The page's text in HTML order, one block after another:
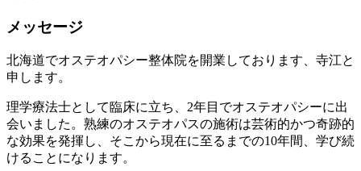
メッセージ
北海道でオステオパシー整体院を開業しております、寺江と
申します。
理学療法士として臨床に立ち、2年目でオステオパシーに出
会いました。熟練のオステオパスの施術は芸術的かつ奇跡的
な効果を発揮し、そこから現在に至るまでの10年間、学び続
けることになります。